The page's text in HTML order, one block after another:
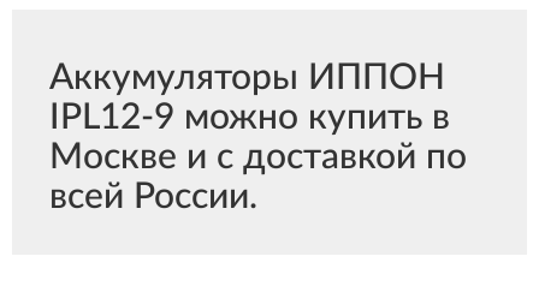
Аккумуляторы ИППОН
IPL12-9 можно купить в
Москве и с доставкой по
всей России.